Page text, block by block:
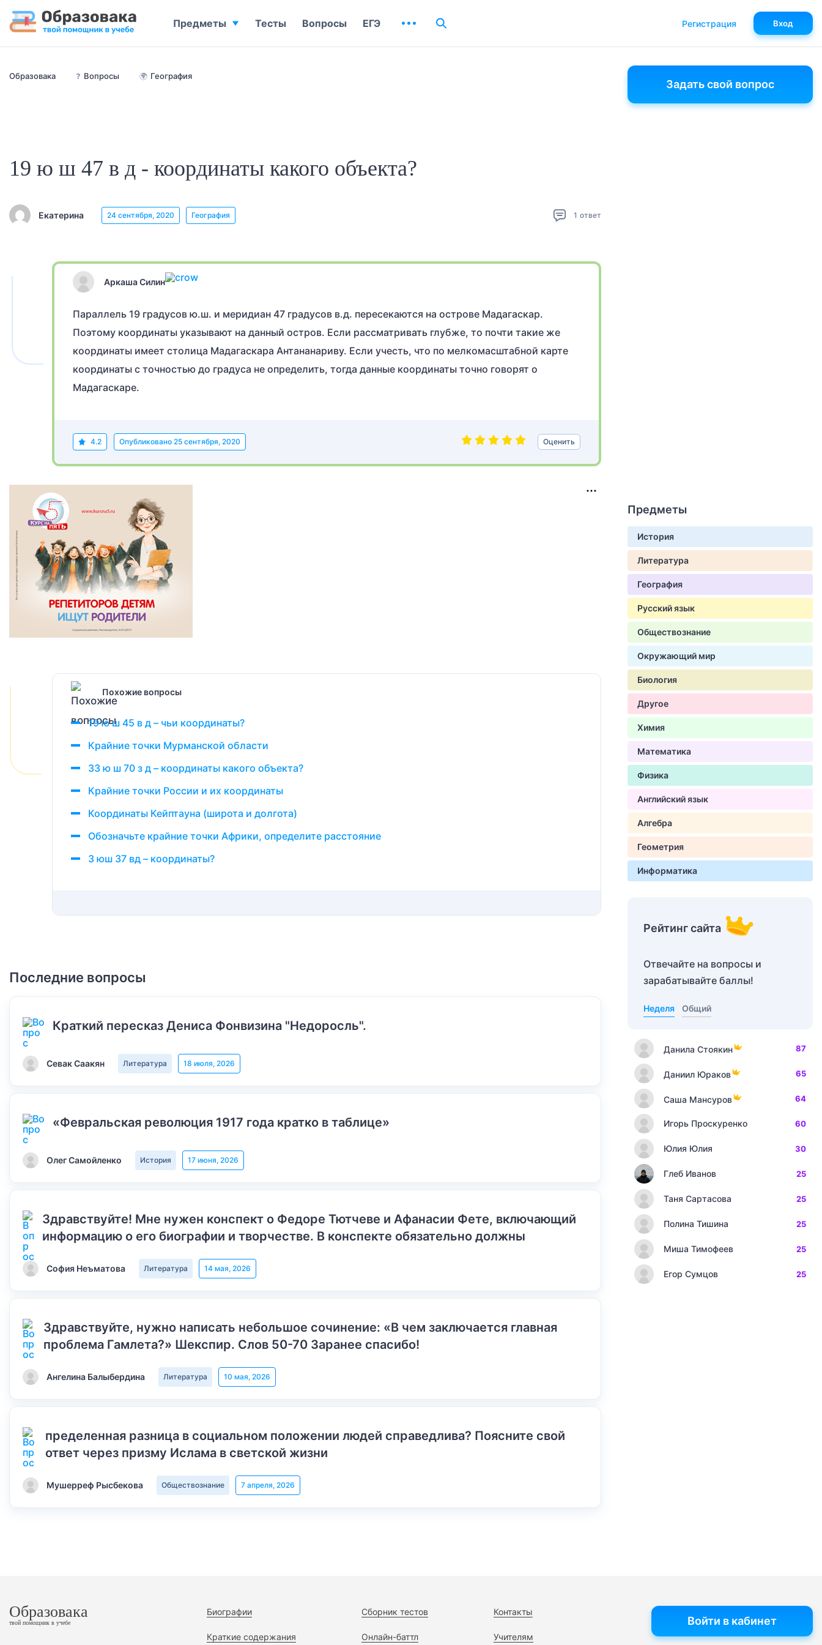
Образовака ❓ Вопросы 🌍 География
19 ю ш 47 в д - координаты какого объекта?
Екатерина 24 сентября, 2020 География 1 ответ
Аркаша Силин
Параллель 19 градусов ю.ш. и меридиан 47 градусов в.д. пересекаются на острове Мадагаскар.
Поэтому координаты указывают на данный остров. Если рассматривать глубже, то почти такие же
координаты имеет столица Мадагаскара Антананариву. Если учесть, что по мелкомасштабной карте
координаты с точностью до градуса не определить, тогда данные координаты точно говорят о
Мадагаскаре.
4.2 Опубликовано 25 сентября, 2020 Оценить
Похожие вопросы
19 ю ш 45 в д – чьи координаты?
Крайние точки Мурманской области
33 ю ш 70 з д – координаты какого объекта?
Крайние точки России и их координаты
Координаты Кейптауна (широта и долгота)
Обозначьте крайние точки Африки, определите расстояние
3 юш 37 вд – координаты?
Последние вопросы
Краткий пересказ Дениса Фонвизина "Недоросль".
Севак Саакян Литература 18 июля, 2026
«Февральская революция 1917 года кратко в таблице»
Олег Самойленко История 17 июня, 2026
Здравствуйте! Мне нужен конспект о Федоре Тютчеве и Афанасии Фете, включающий
информацию о его биографии и творчестве. В конспекте обязательно должны
София Неъматова Литература 14 мая, 2026
Здравствуйте, нужно написать небольшое сочинение: «В чем заключается главная
проблема Гамлета?» Шекспир. Слов 50-70 Заранее спасибо!
Ангелина Балыбердина Литература 10 мая, 2026
пределенная разница в социальном положении людей справедлива? Поясните свой
ответ через призму Ислама в светской жизни
Мушерреф Рысбекова Обществознание 7 апреля, 2026
Задать свой вопрос
Предметы
История
Литература
География
Русский язык
Обществознание
Окружающий мир
Биология
Другое
Химия
Математика
Физика
Английский язык
Алгебра
Геометрия
Информатика
Рейтинг сайта
Отвечайте на вопросы и
зарабатывайте баллы!
Неделя Общий
Данила Стоякин 87
Даниил Юраков 65
Саша Мансуров 64
Игорь Проскуренко 60
Юлия Юлия 30
Глеб Иванов 25
Таня Сартасова 25
Полина Тишина 25
Миша Тимофеев 25
Егор Сумцов 25
Предметы Тесты Вопросы ЕГЭ Регистрация Вход
Образовака
твой помощник в учебе
Биографии
Краткие содержания
Сборник тестов
Онлайн-баттл
Контакты
Учителям
Войти в кабинет